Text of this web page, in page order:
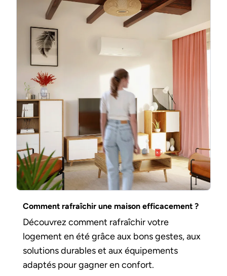
Comment rafraîchir une maison efficacement ?
Découvrez comment rafraîchir votre
logement en été grâce aux bons gestes, aux
solutions durables et aux équipements
adaptés pour gagner en confort.